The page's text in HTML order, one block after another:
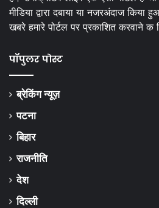
मीडिया द्वारा दबाया या नजरअंदाज
खबरे हमारे पोर्टल पर प्रकाशित करवाने
पॉपुलर पोस्ट
ब्रेकिंग न्यूज़
पटना
बिहार
राजनीति
देश
दिल्ली